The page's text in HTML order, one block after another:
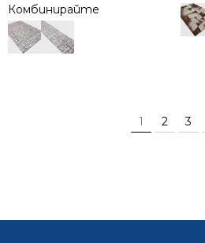
was:
35.00 €
/
Комбинирайте
1 2 3